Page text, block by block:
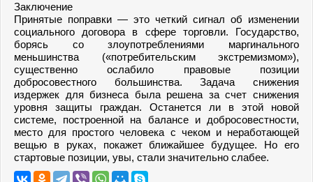
Заключение
Принятые поправки — это четкий сигнал об изменении
социального договора в сфере торговли. Государство,
борясь со злоупотреблениями маргинального
меньшинства («потребительским экстремизмом»),
существенно ослабило правовые позиции
добросовестного большинства. Задача снижения
издержек для бизнеса была решена за счет снижения
уровня защиты граждан. Останется ли в этой новой
системе, построенной на балансе и добросовестности,
место для простого человека с чеком и неработающей
вещью в руках, покажет ближайшее будущее. Но его
стартовые позиции, увы, стали значительно слабее.